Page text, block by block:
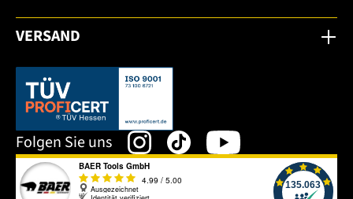
VERSAND
Dieser Link öffnet sich in einem neuen Tab.
Folgen Sie uns